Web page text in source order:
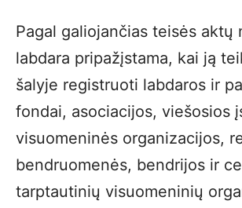
Pagal galiojančias teisės aktų
labdara pripažįstama, kai ją
šalyje registruoti labdaros ir
fondai, asociacijos, viešosios
visuomeninės organizacijos,
bendruomenės, bendrijos ir
tarptautinių visuomeninių